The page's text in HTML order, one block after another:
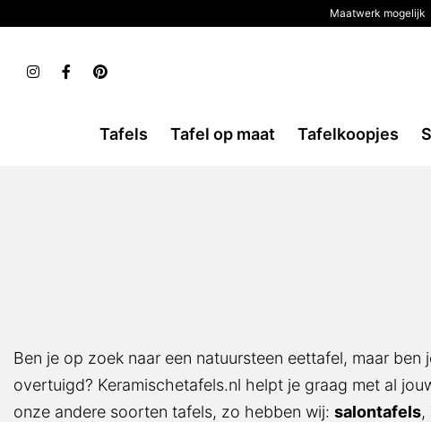
Maatwerk mogelijk
Tafels Tafel op maat Tafelkoopjes
Ben je op zoek naar een natuursteen eettafel, maar ben
overtuigd? Keramischetafels.nl helpt je graag met al
onze andere soorten tafels, zo hebben wij: salontafels,